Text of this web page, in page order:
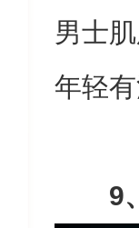
男士
年轻有
9